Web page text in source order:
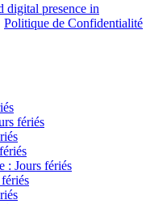
digital presence in
Politique de Confidentialité
fériés
: Jours fériés